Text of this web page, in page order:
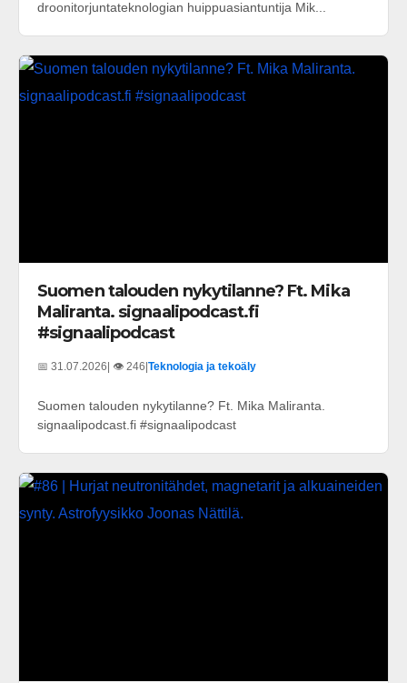
droonitorjuntateknologian huippuasiantuntija Mik...
Suomen talouden nykytilanne? Ft. Mika
Maliranta. signaalipodcast.fi
#signaalipodcast
📅 31.07.2026 | 👁️ 246 Teknologia ja tekoäly
Suomen talouden nykytilanne? Ft. Mika Maliranta.
signaalipodcast.fi #signaalipodcast